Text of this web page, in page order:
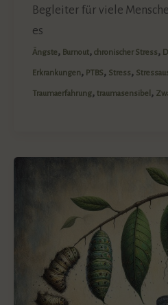
Begleiter für viele
es
Ängste, Burnout,chronischer Stress,
Erkrankungen, PTBS, Stress,
Traumaerfahrung,traumasensibel ,